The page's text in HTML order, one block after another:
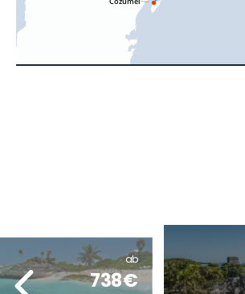
ab
738€